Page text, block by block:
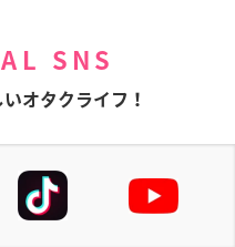
SNS
オタクライフ！